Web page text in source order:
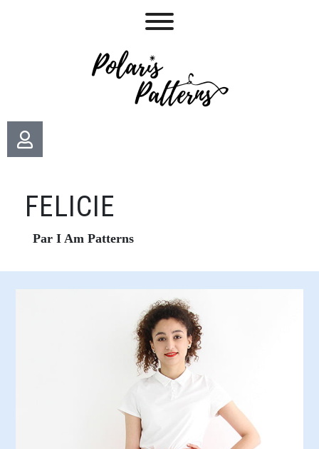
FELICIE
Par I Am Patterns